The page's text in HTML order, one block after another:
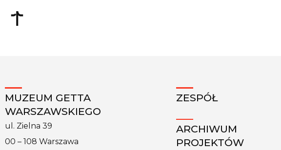
MUZEUM GETTA
WARSZAWSKIEGO
ul. Zielna 39
00 – 108 Warszawa
ZESPÓŁ
ARCHIWUM
PROJEKTÓW